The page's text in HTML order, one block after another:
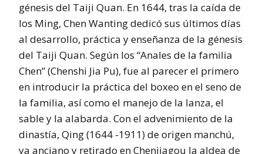
génesis del Taiji Quan. En 1644, tras la caída de
los Ming, Chen Wanting dedicó sus últimos días
al desarrollo, práctica y enseñanza de la génesis
del Taiji Quan. Según los “Anales de la familia
Chen” (Chenshi Jia Pu), fue al parecer el primero
en introducir la práctica del boxeo en el seno de
la familia, así como el manejo de la lanza, el
sable y la alabarda. Con el advenimiento de la
dinastía, Qing (1644 -1911) de origen manchú,
ya anciano y retirado en Chenjiagou la aldea de